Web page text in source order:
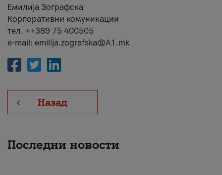
Емилија Зографска
Корпоративни комуникации
тел. ++389 75 400505
e-mail: emilija.zografska@A1.mk
Назад
Последни новости